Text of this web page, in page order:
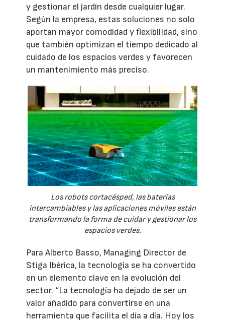
y gestionar el jardín desde cualquier lugar.
Según la empresa, estas soluciones no solo
aportan mayor comodidad y flexibilidad, sino
que también optimizan el tiempo dedicado al
cuidado de los espacios verdes y favorecen
un mantenimiento más preciso.
Los robots cortacésped, las baterías
intercambiables y las aplicaciones móviles están
transformando la forma de cuidar y gestionar los
espacios verdes.
Para Alberto Basso, Managing Director de
Stiga Ibérica, la tecnología se ha convertido
en un elemento clave en la evolución del
sector. “La tecnología ha dejado de ser un
valor añadido para convertirse en una
herramienta que facilita el día a día. Hoy los